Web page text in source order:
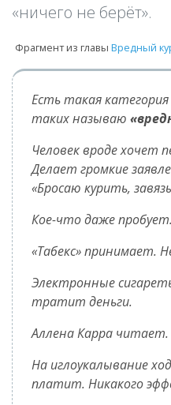
«ничего не берёт».
Фрагмент из главы Вредный
Есть такая
таких называю
Человек вроде хочет
Делает громкие
Бросаю курить,
Кое-что даже пробует.
«Табекс» принимает.
Электронные
тратит деньги.
Аллена Карра
На иглоукалывание
платит. Никакого